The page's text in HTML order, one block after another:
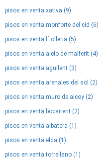
pisos en venta xativa (9)
pisos en venta monforte del cid (6)
pisos en venta l´ olleria (5)
pisos en venta aielo de malferit (4)
pisos en venta agullent (3)
pisos en venta arenales del sol (2)
pisos en venta muro de alcoy (2)
pisos en venta bocairent (2)
pisos en venta albatera (1)
pisos en venta elda (1)
pisos en venta torrellano (1)